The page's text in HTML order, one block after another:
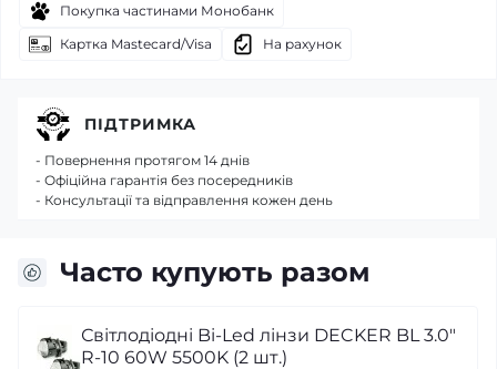
Покупка частинами Монобанк
Картка Mastecard/Visa
На рахунок
Часто купують разом
DECKER BL 3.0"
Перехідні рамки для
CR-V (2006-2011)
ПІДТРИМКА
- Повернення протягом 14 днів
- Офіційна гарантія без посередників
- Консультації та відправлення кожен день